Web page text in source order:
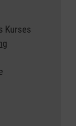
Kurses